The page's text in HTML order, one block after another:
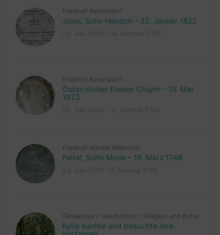
Friedhof Kobersdorf
Josel, Sohn Henoch – 22. Jänner 1822
Friedhof Kobersdorf
Österreicher Elieser Chajim – 15. Mai
1923
Friedhof Nikolai (Mikolow)
Feitel, Sohn Mose – 18. März 1748
Genealogie / Geschichten / Religion und Kultur
Kylie suchte und besuchte ihre